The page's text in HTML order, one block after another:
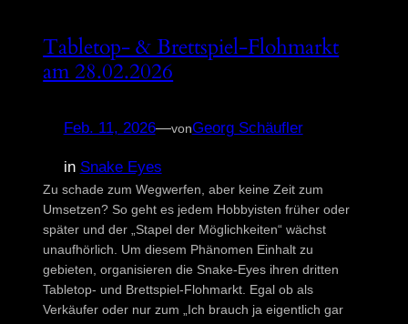
Tabletop- & Brettspiel-Flohmarkt
am 28.02.2026
Feb. 11, 2026—vonGeorg Schäufler
in Snake Eyes
Zu schade zum Wegwerfen, aber keine Zeit zum
Umsetzen? So geht es jedem Hobbyisten früher oder
später und der „Stapel der Möglichkeiten“ wächst
unaufhörlich. Um diesem Phänomen Einhalt zu
gebieten, organisieren die Snake-Eyes ihren dritten
Tabletop- und Brettspiel-Flohmarkt. Egal ob als
Verkäufer oder nur zum „Ich brauch ja eigentlich gar